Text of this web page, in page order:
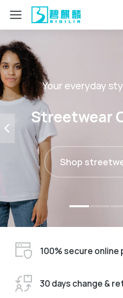
Your everyday
Streetwear
Shop
100% secure online
30 days change &